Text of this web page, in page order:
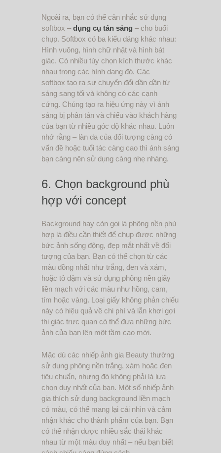
Ngoài ra, bạn có thể cân nhắc sử dụng
softbox –dụng cụ tản sáng – cho buổi
chụp. Softbox có ba kiểu dáng khác nhau:
Hình vuông, hình chữ nhật và hình bát
giác. Có nhiều tùy chọn kích thước khác
nhau trong các hình dạng đó. Các
softbox tạo ra sự chuyển đổi dần dần từ
sáng sang tối và không có các cạnh
cứng. Chúng tạo ra hiệu ứng này vì ánh
sáng bị phân tán và chiếu vào khách hàng
của bạn từ nhiều góc độ khác nhau. Luôn
nhớ rằng – làn da của đối tượng càng có
vấn đề hoặc tuổi tác càng cao thì ánh sáng
bạn càng nên sử dụng càng nhẹ nhàng.
6. Chọn background phù
hợp với concept
Background hay còn gọi là phông nền phù
hợp là điều cần thiết để chụp được những
bức ảnh sống động, đẹp mắt nhất về đối
tượng của bạn. Bạn có thể chọn từ các
màu đồng nhất như trắng, đen và xám,
hoặc tô đậm và sử dụng phông nền giấy
liền mạch với các màu như hồng, cam,
tím hoặc vàng. Loại giấy không phản chiếu
này có hiệu quả về chi phí và lẫn khơi gợi
thị giác trực quan có thể đưa những bức
ảnh của bạn lên một tầm cao mới.
Mặc dù các nhiếp ảnh gia Beauty thường
sử dụng phông nền trắng, xám hoặc đen
tiêu chuẩn, nhưng đó không phải là lựa
chọn duy nhất của bạn. Một số nhiếp ảnh
gia thích sử dụng background liền mạch
có màu, có thể mang lại cái nhìn và cảm
nhận khác cho thành phẩm của bạn. Bạn
có thể nhận được nhiều sắc thái khác
nhau từ một màu duy nhất – nếu bạn biết